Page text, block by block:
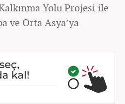
Yolu Projesi ile
ve Orta Asya’ya